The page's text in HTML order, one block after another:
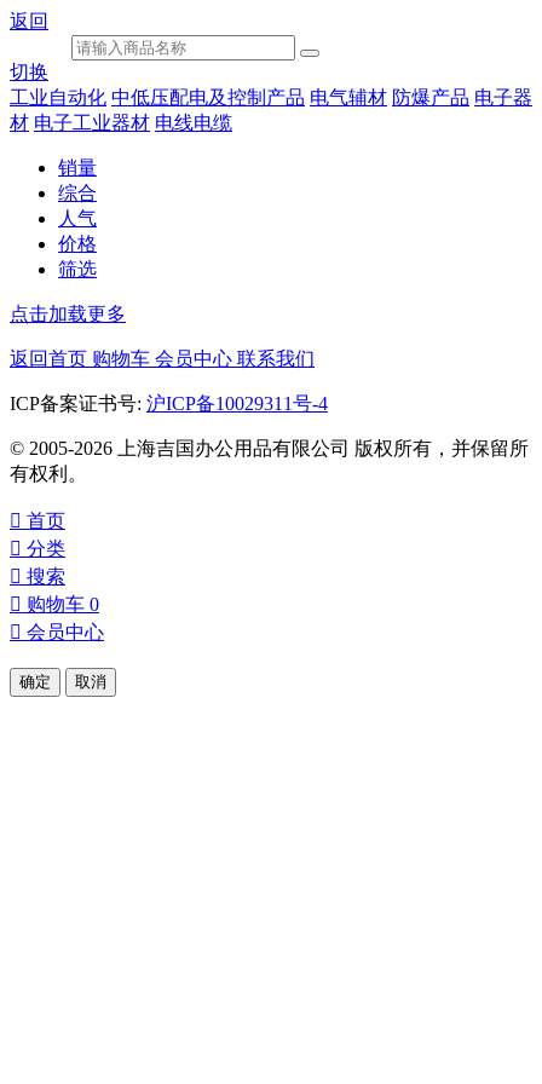
返回
切换
工业自动化 中低压配电及控制产品 电气辅材 防爆产品 电子器
材 电子工业器材 电线电缆
销量
综合
人气
价格
筛选
点击加载更多
返回首页 购物车 会员中心 联系我们
ICP备案证书号: 沪ICP备10029311号-4
© 2005-2026 上海吉国办公用品有限公司 版权所有，并保留所
有权利。
 首页
 分类
 搜索
 购物车 0
 会员中心
确定 取消